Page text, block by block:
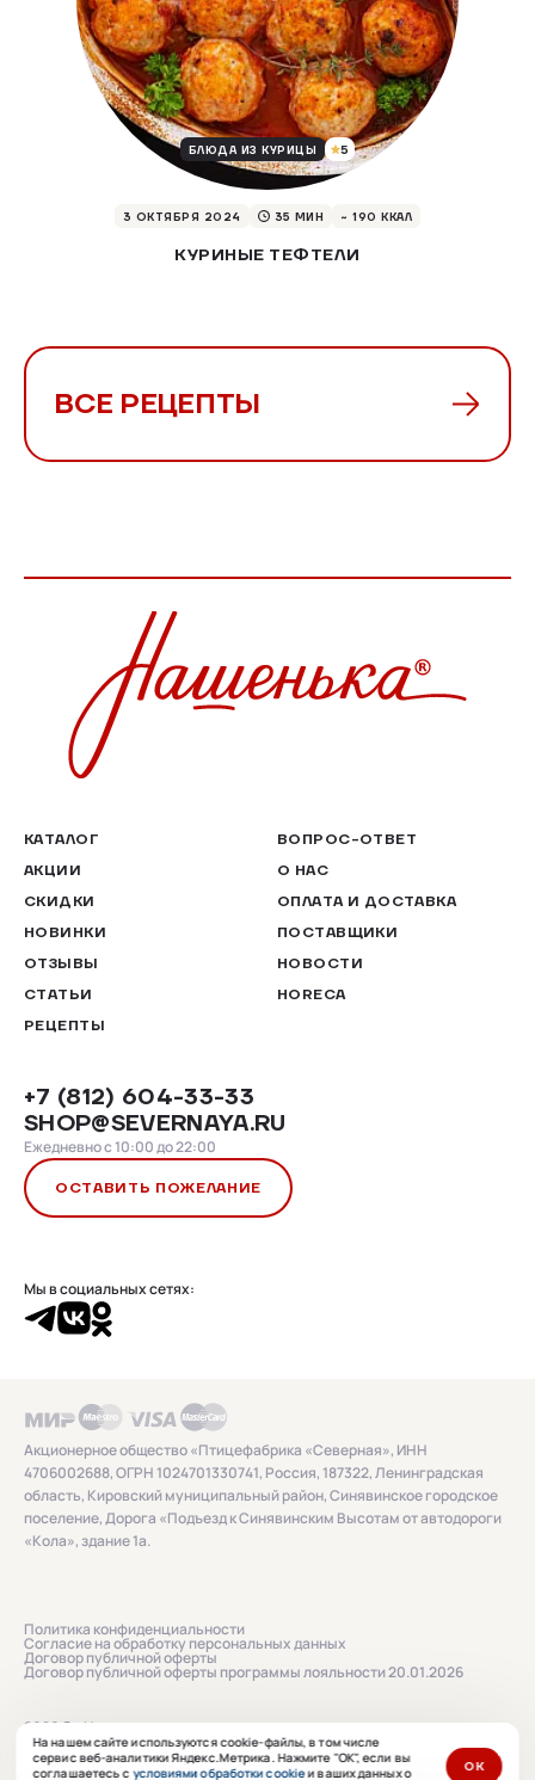
БЛЮДА ИЗ КУРИЦЫ 5
3 ОКТЯБРЯ 2024 35 МИН ~ 190 ККАЛ
КУРИНЫЕ ТЕФТЕЛИ
ВСЕ РЕЦЕПТЫ
КАТАЛОГ
АКЦИИ
СКИДКИ
НОВИНКИ
ОТЗЫВЫ
СТАТЬИ
РЕЦЕПТЫ
ВОПРОС-ОТВЕТ
О НАС
ОПЛАТА И ДОСТАВКА
ПОСТАВЩИКИ
НОВОСТИ
HORECA
Мы в социальных сетях:
+7 (812) 604-33-33
SHOP@SEVERNAYA.RU
Ежедневно с 10:00 до 22:00
ОСТАВИТЬ ПОЖЕЛАНИЕ
Политика конфиденциальности
Согласие на обработку персональных данных
Договор публичной оферты
Договор публичной оферты программы лояльности 20.01.2026
2026 © «Нашенька»
Акционерное общество «Птицефабрика «Северная», ИНН
4706002688, ОГРН 1024701330741, Россия, 187322, Ленинградская
область, Кировский муниципальный район, Синявинское городское
поселение, Дорога «Подъезд к Синявинским Высотам от автодороги
«Кола», здание 1а.
На нашем сайте используются cookie-файлы, в том числе
сервис веб-аналитики Яндекс.Метрика. Нажмите "ОК", если вы
соглашаетесь с условиями обработки cookieи ваших данных о ОК